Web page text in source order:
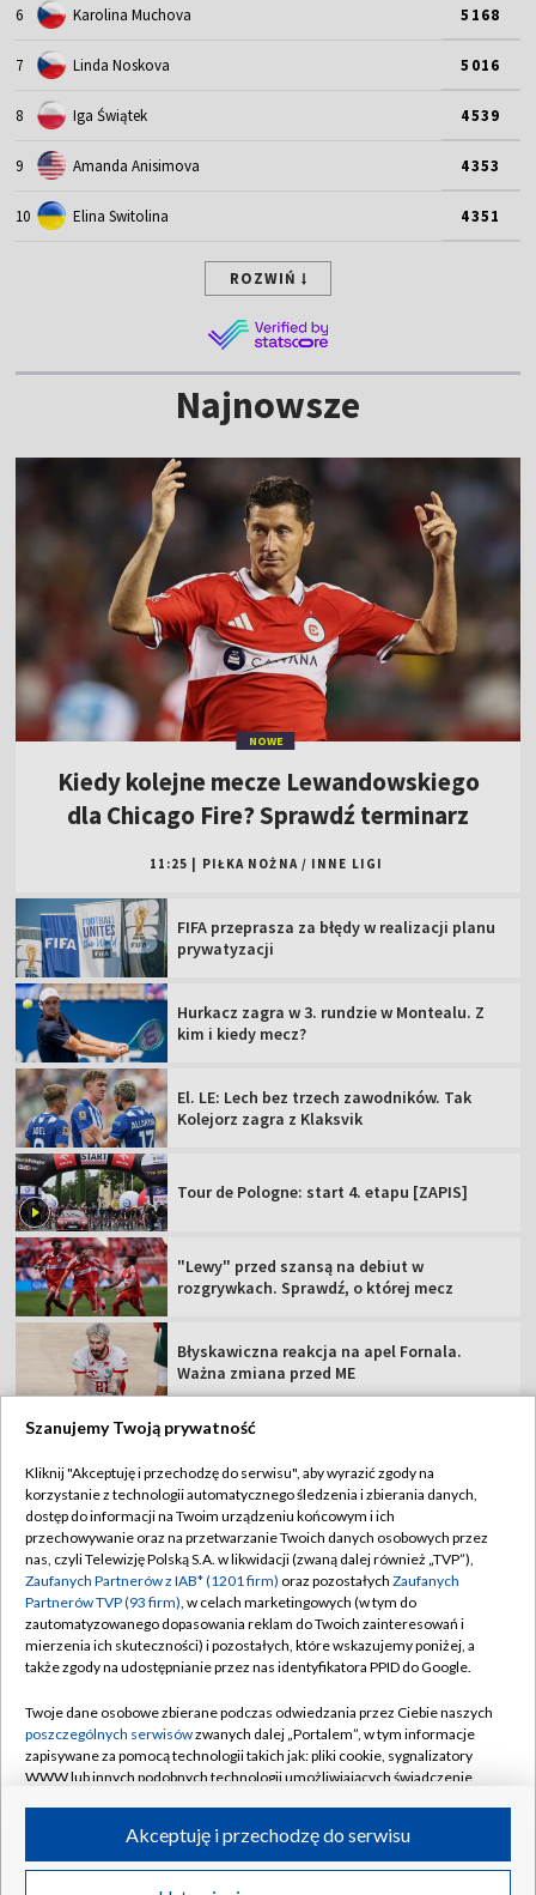
6 Karolina Muchova 5168
7 Linda Noskova 5016
8 Iga Świątek 4539
9 Amanda Anisimova 4353
10 Elina Switolina 4351
ROZWIŃ
Najnowsze
NOWE
Kiedy kolejne mecze Lewandowskiego
dla Chicago Fire? Sprawdź terminarz
11:25 PIŁKA NOŻNA / INNE LIGI
FIFA przeprasza za błędy w realizacji planu
prywatyzacji
Hurkacz zagra w 3. rundzie w Montealu. Z
kim i kiedy mecz?
El. LE: Lech bez trzech zawodników. Tak
Kolejorz zagra z Klaksvik
Tour de Pologne: start 4. etapu [ZAPIS]
"Lewy" przed szansą na debiut w
rozgrywkach. Sprawdź, o której mecz
Błyskawiczna reakcja na apel Fornala.
Ważna zmiana przed ME
TVP
Abonament TVP
Sklep TVP
Biuro Reklamy
Oferta Handlowa
Emisja w TVP
Rada Programowa
Ogłoszenia przetargowe
Akademia Telewizyjna
Regulamin TVP
Polityka prywatności
Moje zgody
Biuro reklamy
Kanały
©2026 Telewizja Polska Spółka Akcyjna w likwidacji
Szanujemy Twoją prywatność
Kliknij "Akceptuję i przechodzę do serwisu", aby wyrazić zgody na
korzystanie z technologii automatycznego śledzenia i zbierania danych,
dostęp do informacji na Twoim urządzeniu końcowym i ich
przechowywanie oraz na przetwarzanie Twoich danych osobowych przez
nas, czyli Telewizję Polską S.A. w likwidacji (zwaną dalej również „TVP”),
Zaufanych Partnerów z IAB* (1201 firm) oraz pozostałych Zaufanych
Partnerów TVP (93 firm), w celach marketingowych (w tym do
zautomatyzowanego dopasowania reklam do Twoich zainteresowań i
mierzenia ich skuteczności) i pozostałych, które wskazujemy poniżej, a
także zgody na udostępnianie przez nas identyfikatora PPID do Google.
Twoje dane osobowe zbierane podczas odwiedzania przez Ciebie naszych
poszczególnych serwisówzwanych dalej „Portalem”, w tym informacje
zapisywane za pomocą technologii takich jak: pliki cookie, sygnalizatory
WWW lub innych podobnych technologii umożliwiających świadczenie
ruchu w Internecie.
Twoje dane osobowe zbierane podczas odwiedzania przez Ciebie
Akceptuję i przechodzę do serwisu